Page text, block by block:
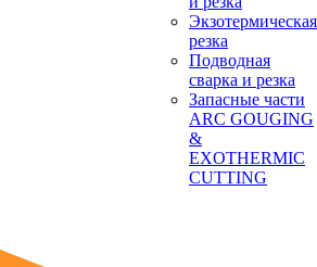
Экзотермическая
резка
Подводная
сварка и резка
Запасные части
ARC GOUGING
&
EXOTHERMIC
CUTTING